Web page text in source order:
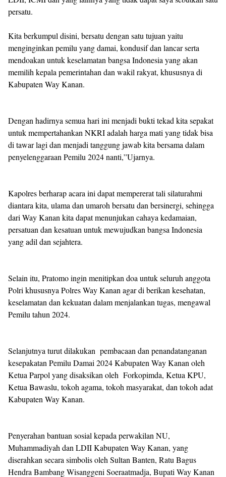
persatu.
Kita berkumpul disini, bersatu dengan satu tujuan yaitu
menginginkan pemilu yang damai, kondusif dan lancar serta
mendoakan untuk keselamatan bangsa Indonesia yang akan
memilih kepala pemerintahan dan wakil rakyat, khususnya di
Kabupaten Way Kanan.
Dengan hadirnya semua hari ini menjadi bukti tekad kita sepakat
untuk mempertahankan NKRI adalah harga mati yang tidak bisa
di tawar lagi dan menjadi tanggung jawab kita bersama dalam
penyelenggaraan Pemilu 2024 nanti,”Ujarnya.
Kapolres berharap acara ini dapat mempererat tali silaturahmi
diantara kita, ulama dan umaroh bersatu dan bersinergi, sehingga
dari Way Kanan kita dapat menunjukan cahaya kedamaian,
persatuan dan kesatuan untuk mewujudkan bangsa Indonesia
yang adil dan sejahtera.
Selain itu, Pratomo ingin menitipkan doa untuk seluruh anggota
Polri khususnya Polres Way Kanan agar di berikan kesehatan,
keselamatan dan kekuatan dalam menjalankan tugas, mengawal
Pemilu tahun 2024.
Selanjutnya turut dilakukan pembacaan dan penandatanganan
kesepakatan Pemilu Damai 2024 Kabupaten Way Kanan oleh
Ketua Parpol yang disaksikan oleh Forkopimda, Ketua KPU,
Ketua Bawaslu, tokoh agama, tokoh masyarakat, dan tokoh adat
Kabupaten Way Kanan.
Penyerahan bantuan sosial kepada perwakilan NU,
Muhammadiyah dan LDII Kabupaten Way Kanan, yang
diserahkan secara simbolis oleh Sultan Banten, Ratu Bagus
Hendra Bambang Wisanggeni Soeraatmadja, Bupati Way Kanan